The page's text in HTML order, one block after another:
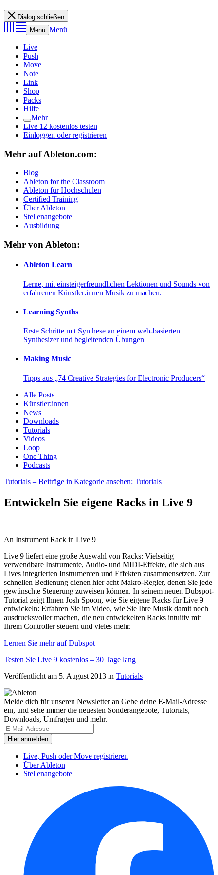
Dialog schließen
Menü Menü
Live
Push
Move
Note
Link
Shop
Packs
Hilfe
Mehr
Live 12 kostenlos testen
Einloggen oder registrieren
Mehr auf Ableton.com:
Blog
Ableton for the Classroom
Ableton für Hochschulen
Certified Training
Über Ableton
Stellenangebote
Ausbildung
Mehr von Ableton:
Ableton Learn
Lerne, mit einsteigerfreundlichen Lektionen und Sounds von
erfahrenen Künstler:innen Musik zu machen.
Learning Synths
Erste Schritte mit Synthese an einem web-basierten
Synthesizer und begleitenden Übungen.
Making Music
Tipps aus „74 Creative Strategies for Electronic Producers“
Alle Posts
Künstler:innen
News
Downloads
Tutorials
Videos
Loop
One Thing
Podcasts
Tutorials – Beiträge in Kategorie ansehen: Tutorials
Entwickeln Sie eigene Racks in Live 9
An Instrument Rack in Live 9
Live 9 liefert eine große Auswahl von Racks: Vielseitig
verwendbare Instrumente, Audio- und MIDI-Effekte, die sich aus
Lives integrierten Instrumenten und Effekten zusammensetzen. Zur
schnellen Bedienung dienen hier acht Makro-Regler, denen Sie jede
gewünschte Steuerung zuweisen können. In seinem neuen Dubspot-
Tutorial zeigt Ihnen Josh Spoon, wie Sie eigene Racks für Live 9
entwickeln: Erfahren Sie im Video, wie Sie Ihre Musik damit noch
ausdrucksvoller machen, die neu entwickelten Racks intuitiv mit
Ihrem Controller steuern und vieles mehr.
Lernen Sie mehr auf Dubspot
Testen Sie Live 9 kostenlos – 30 Tage lang
Veröffentlicht am 5. August 2013 in Tutorials
Melde dich für unseren Newsletter an Gebe deine E-Mail-Adresse
ein, und sehe immer die neuesten Sonderangebote, Tutorials,
Downloads, Umfragen und mehr.
Live, Push oder Move registrieren
Über Ableton
Stellenangebote